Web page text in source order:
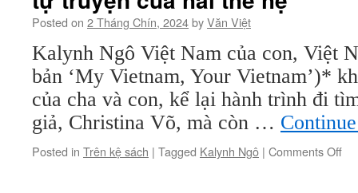
$1
triệu
của
Posted on 2 Tháng Chín, 2024byVăn Việt
Kalynh Ngô Việt Nam của con, Việt
bản ‘My Vietnam, Your Vietnam’)*
của cha và con, kể lại hành trình đi
giả, Christina Võ, mà còn …
Posted in Trên kệ sách | Tagged Kalynh Ngô | Comments Offon